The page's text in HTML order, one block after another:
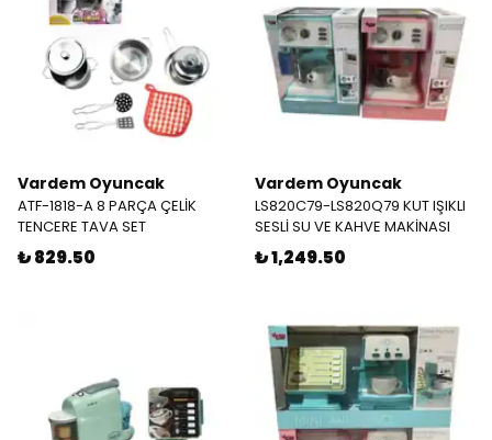
Vardem Oyuncak
ATF-1818-A 8 PARÇA ÇELİK
TENCERE TAVA SET
₺ 829.50
Vardem Oyuncak
LS820C79-LS820Q79 KUT IŞIKLI
SESLİ SU VE KAHVE MAKİNASI
₺ 1,249.50